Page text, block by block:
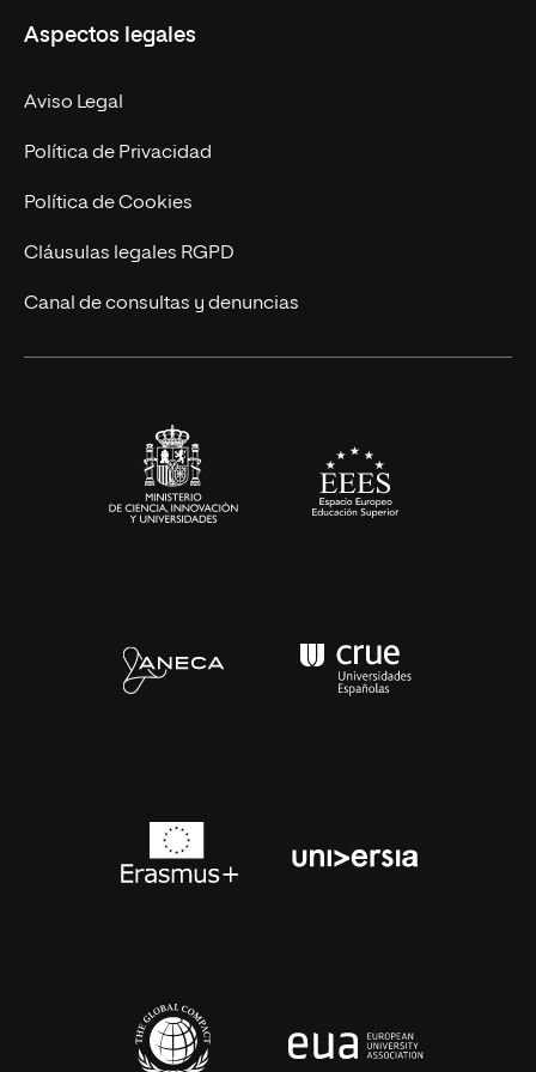
Doctorados
Experto Universitario
Postgrados
Cursos Universitarios
Facultades
Nuestro Equipo
Trabaja en UNIR
Actualidad
UNIR Revista
Eventos
Aspectos legales
Aviso Legal
Política de Privacidad
Política de Cookies
Cláusulas legales RGPD
Canal de consultas y denuncias